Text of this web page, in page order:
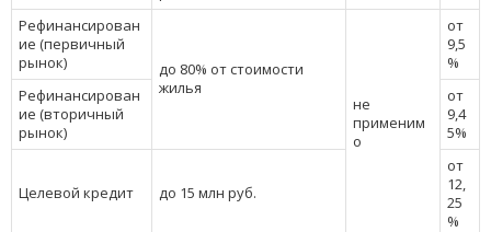
Рефинансирован
ие (первичный
рынок)
до 80% от стоимости
жилья
не
применим
о
от
9,5
%
Рефинансирован
ие (вторичный
рынок)
от
9,4
5%
Целевой кредит до 15 млн руб.
от
12,
25
%